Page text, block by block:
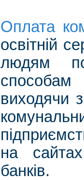
Оплата
освітній
людям
способам
виходячи
на
банків.